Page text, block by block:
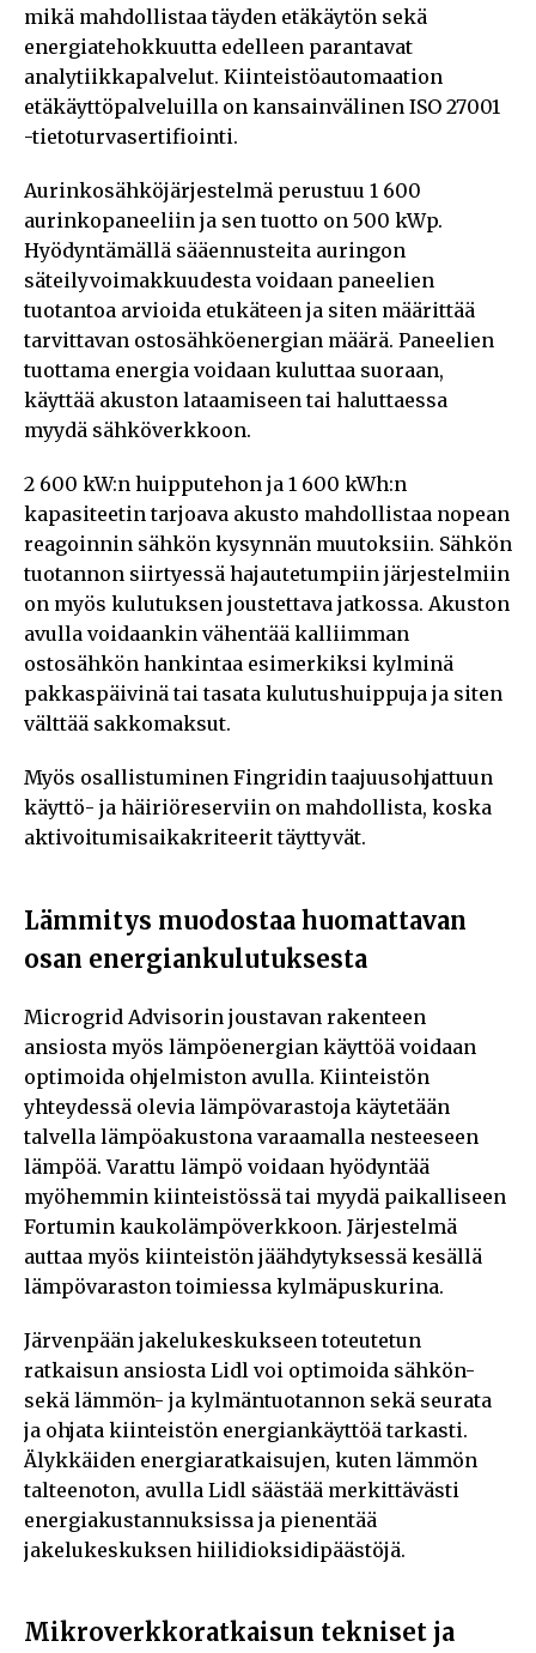
mikä mahdollistaa täyden etäkäytön sekä
energiatehokkuutta edelleen parantavat
analytiikkapalvelut. Kiinteistöautomaation
etäkäyttöpalveluilla on kansainvälinen ISO 27001
-tietoturvasertifiointi.
Aurinkosähköjärjestelmä perustuu 1 600
aurinkopaneeliin ja sen tuotto on 500 kWp.
Hyödyntämällä sääennusteita auringon
säteilyvoimakkuudesta voidaan paneelien
tuotantoa arvioida etukäteen ja siten määrittää
tarvittavan ostosähköenergian määrä. Paneelien
tuottama energia voidaan kuluttaa suoraan,
käyttää akuston lataamiseen tai haluttaessa
myydä sähköverkkoon.
2 600 kW:n huipputehon ja 1 600 kWh:n
kapasiteetin tarjoava akusto mahdollistaa nopean
reagoinnin sähkön kysynnän muutoksiin. Sähkön
tuotannon siirtyessä hajautetumpiin järjestelmiin
on myös kulutuksen joustettava jatkossa. Akuston
avulla voidaankin vähentää kalliimman
ostosähkön hankintaa esimerkiksi kylminä
pakkaspäivinä tai tasata kulutushuippuja ja siten
välttää sakkomaksut.
Myös osallistuminen Fingridin taajuusohjattuun
käyttö- ja häiriöreserviin on mahdollista, koska
aktivoitumisaikakriteerit täyttyvät.
Lämmitys muodostaa huomattavan
osan energiankulutuksesta
Microgrid Advisorin joustavan rakenteen
ansiosta myös lämpöenergian käyttöä voidaan
optimoida ohjelmiston avulla. Kiinteistön
yhteydessä olevia lämpövarastoja käytetään
talvella lämpöakustona varaamalla nesteeseen
lämpöä. Varattu lämpö voidaan hyödyntää
myöhemmin kiinteistössä tai myydä paikalliseen
Fortumin kaukolämpöverkkoon. Järjestelmä
auttaa myös kiinteistön jäähdytyksessä kesällä
lämpövaraston toimiessa kylmäpuskurina.
Järvenpään jakelukeskukseen toteutetun
ratkaisun ansiosta Lidl voi optimoida sähkön-
sekä lämmön- ja kylmäntuotannon sekä seurata
ja ohjata kiinteistön energiankäyttöä tarkasti.
Älykkäiden energiaratkaisujen, kuten lämmön
talteenoton, avulla Lidl säästää merkittävästi
energiakustannuksissa ja pienentää
jakelukeskuksen hiilidioksidipäästöjä.
Mikroverkkoratkaisun tekniset ja